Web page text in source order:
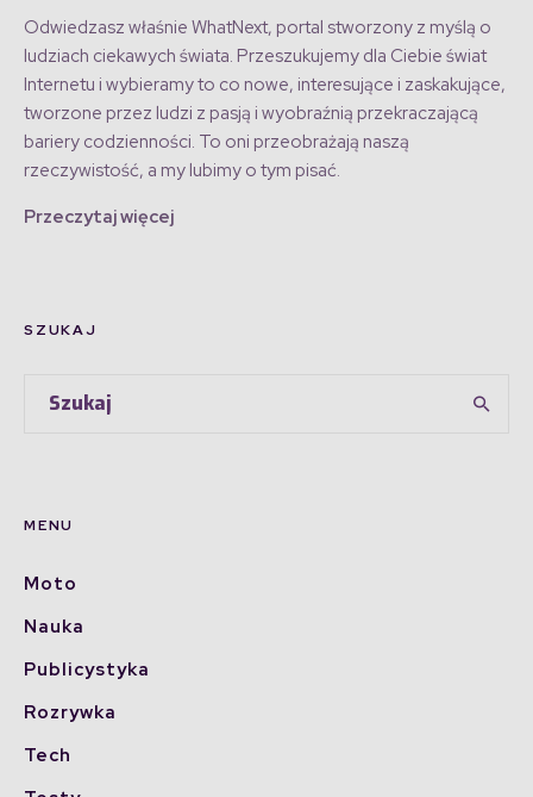
Odwiedzasz właśnie WhatNext, portal stworzony z myślą o
ludziach ciekawych świata. Przeszukujemy dla Ciebie świat
Internetu i wybieramy to co nowe, interesujące i zaskakujące,
tworzone przez ludzi z pasją i wyobraźnią przekraczającą
bariery codzienności. To oni przeobrażają naszą
rzeczywistość, a my lubimy o tym pisać.
Przeczytaj więcej
SZUKAJ
MENU
Moto
Nauka
Publicystyka
Rozrywka
Tech